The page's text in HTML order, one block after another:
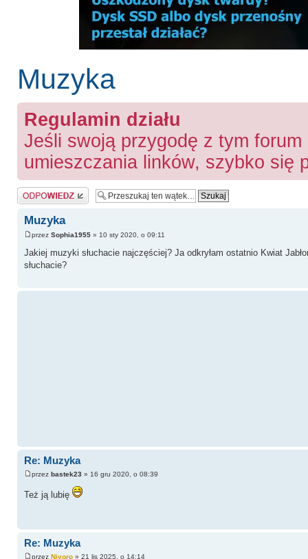
Muzyka
Regulamin działu
Jeśli swoją przygodę z tym
umieszczania linków, szybko się
Odpowiedz
Muzyka
przez Sophia1955» 10 sty 2020, o 09:11
Jakiej muzyki słuchacie najczęściej? Ja odkryłam ostatnio Kwiat
słuchacie?
Re: Muzyka
przez bastek23 » 16 gru 2020, o 08:39
Też ją lubię
Re: Muzyka
przez Nivoro» 21 lis 2025, o 14:14